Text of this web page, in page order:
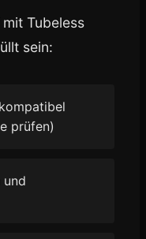
Tubeless
sein:
prüfen)
und